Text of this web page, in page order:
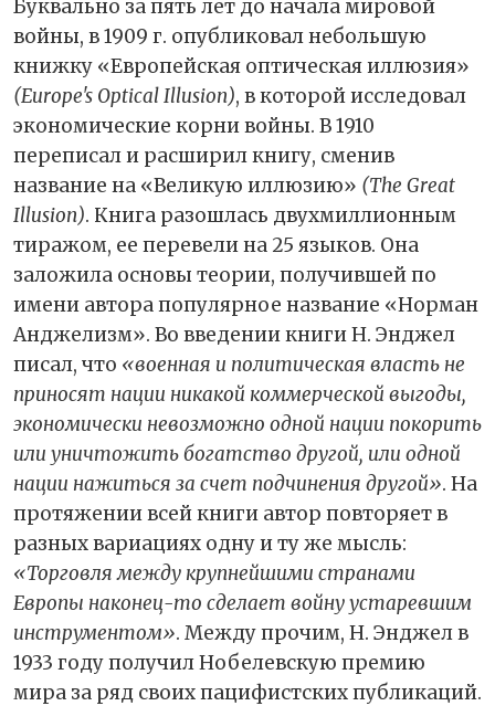
Буквально за пять лет до начала мировой
войны, в 1909 г. опубликовал небольшую
книжку «Европейская оптическая иллюзия»
(Europe's Optical Illusion), в которой исследовал
экономические корни войны. В 1910
переписал и расширил книгу, сменив
название на «Великую иллюзию» (The Great
Illusion). Книга разошлась двухмиллионным
тиражом, ее перевели на 25 языков. Она
заложила основы теории, получившей по
имени автора популярное название «Норман
Анджелизм». Во введении книги Н. Энджел
писал, что «военная и политическая власть не
приносят нации никакой коммерческой выгоды,
экономически невозможно одной нации покорить
или уничтожить богатство другой, или одной
нации нажиться за счет подчинения другой». На
протяжении всей книги автор повторяет в
разных вариациях одну и ту же мысль:
«Торговля между крупнейшими странами
Европы наконец-то сделает войну устаревшим
инструментом». Между прочим, Н. Энджел в
1933 году получил Нобелевскую премию
мира за ряд своих пацифистских публикаций.